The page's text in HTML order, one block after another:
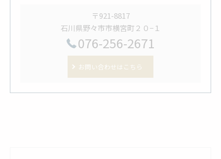
〒921-8817
石川県野々市市横宮町２０−１
076-256-2671
お問い合わせはこちら